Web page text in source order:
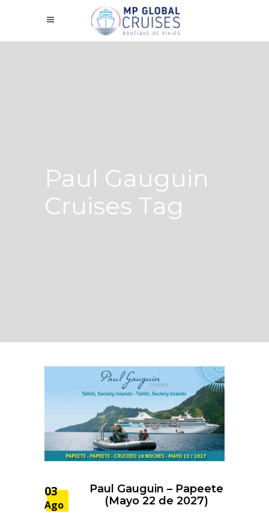
Paul Gauguin
Cruises Tag
03
Ago
Paul Gauguin – Papeete
(Mayo 22 de 2027)